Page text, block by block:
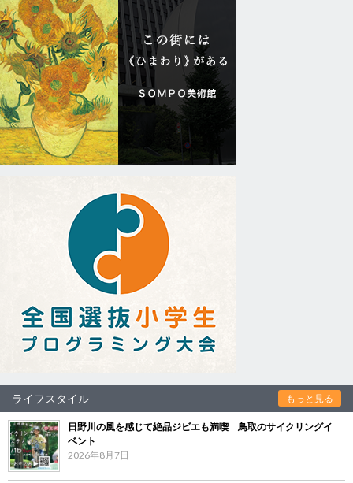
ライフスタイル もっと見る
日野川の風を感じて絶品ジビエも満喫 鳥取のサイクリングイ
ベント
2026年8月7日